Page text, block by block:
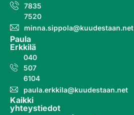
7835
7520
minna.sippola@kuudestaan.net
Paula
Erkkilä
040
507
6104
paula.erkkila@kuudestaan.net
Kaikki
yhteystiedot